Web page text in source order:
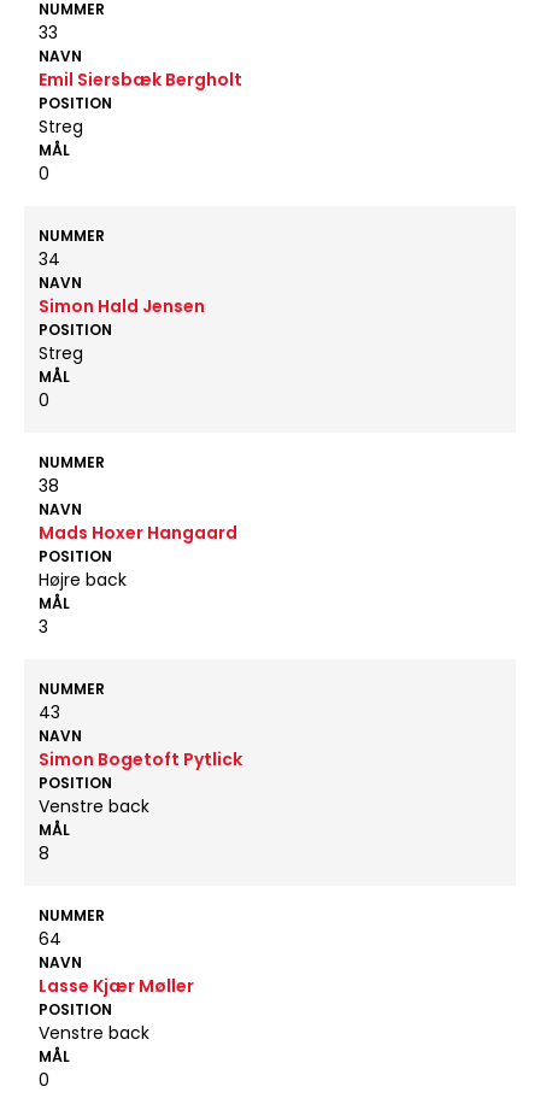
NUMMER
33
NAVN
Emil Siersbæk Bergholt
POSITION
Streg
MÅL
0
NUMMER
34
NAVN
Simon Hald Jensen
POSITION
Streg
MÅL
0
NUMMER
38
NAVN
Mads Hoxer Hangaard
POSITION
Højre back
MÅL
3
NUMMER
43
NAVN
Simon Bogetoft Pytlick
POSITION
Venstre back
MÅL
8
NUMMER
64
NAVN
Lasse Kjær Møller
POSITION
Venstre back
MÅL
0